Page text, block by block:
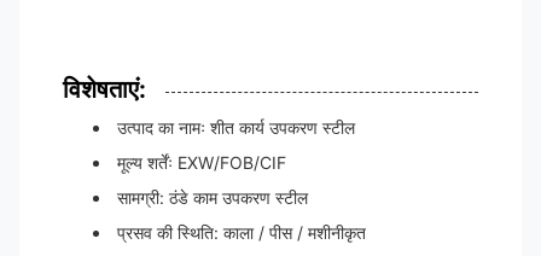
विशेषताएं:
उत्पाद का नामः शीत कार्य उपकरण स्टील
मूल्य शर्तेंः EXW/FOB/CIF
सामग्री: ठंडे काम उपकरण स्टील
प्रसव की स्थिति: काला / पीस / मशीनीकृत